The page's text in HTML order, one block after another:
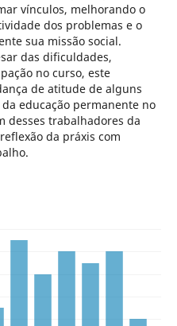
vínculos, melhorando o
dos problemas e o
sua missão social.
das dificuldades,
no curso, este
de atitude de alguns
educação permanente no
desses trabalhadores da
da práxis com